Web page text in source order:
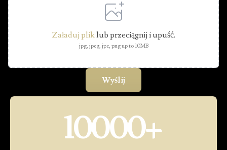
Załaduj pliklub przeciągnij i upuść.
jpg, jpeg, jpe, png up to 10MB
10000+